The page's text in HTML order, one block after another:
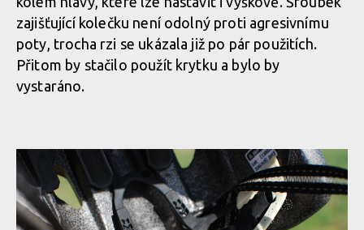
zajišťující kolečku není odolný proti agresivnímu
poty, trocha rzi se ukázala již po pár použitích.
Přitom by stačilo použít krytku a bylo by
vystaráno.